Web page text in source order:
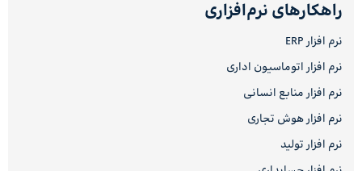
راهکارهای نرم‌افزاری
نرم افزار ERP
نرم افزار اتوماسیون اداری
نرم افزار منابع انسانی
نرم افزار هوش تجاری
نرم افزار تولید